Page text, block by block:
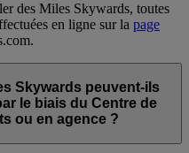
des Miles Skywards, toutes
en ligne sur la page
Skywards peuvent-ils
le biais du Centre de
ou en agence ?